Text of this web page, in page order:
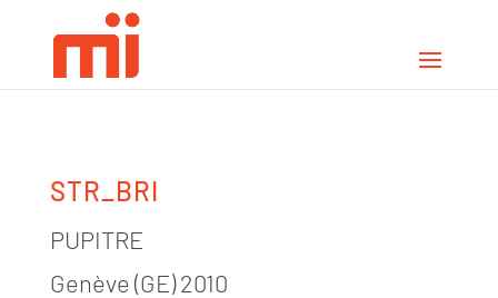
STR_BRI
PUPITRE
Genève (GE) 2010